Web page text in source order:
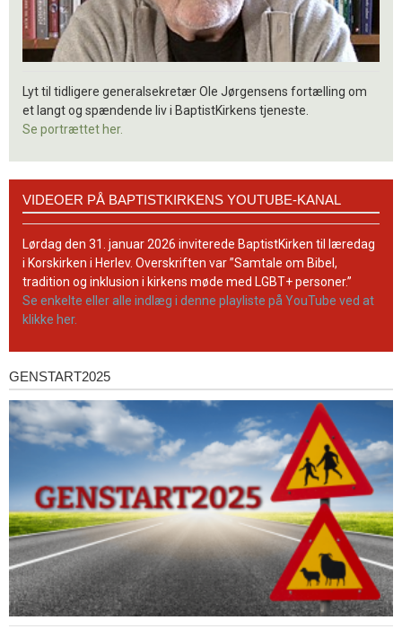
Lyt til tidligere generalsekretær Ole Jørgensens fortælling om
et langt og spændende liv i BaptistKirkens tjeneste.
Se portrættet her.
BaptistKirkens
YouTube-
kanal
VIDEOER PÅ BAPTISTKIRKENS YOUTUBE-KANAL
Lørdag den 31. januar 2026 inviterede BaptistKirken til læredag
i Korskirken i Herlev. Overskriften var ”Samtale om Bibel,
tradition og inklusion i kirkens møde med LGBT+ personer.”
Se enkelte eller alle indlæg i denne playliste på YouTube ved at
klikke her.
Genstart2025
GENSTART2025